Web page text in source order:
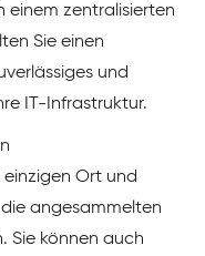
einem zentralisierten
Sie einen
und
IT-Infrastruktur.
Ort und
angesammelten
Sie können auch